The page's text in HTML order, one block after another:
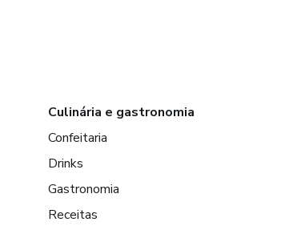
Culinária e gastronomia
Confeitaria
Drinks
Gastronomia
Receitas